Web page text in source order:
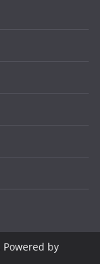
Powered by